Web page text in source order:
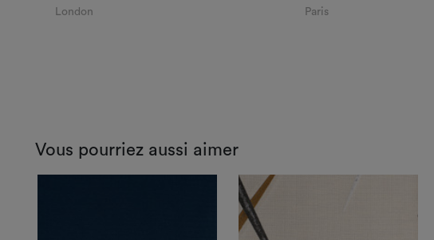
London Paris
Vous pourriez aussi aimer